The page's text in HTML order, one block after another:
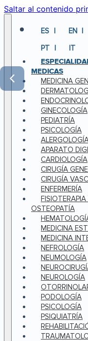
Saltar al contenido
ES EN
PT
IT
MEDICAS
MEDICINA
GINECOLOGÍA
PEDIATRÍA
PSICOLOGÍA
APARATO
CARDIOLOGÍA
CIRUGÍA
CIRUGÍA
ENFERMERÍA
FISIOTERAPIA
OSTEOPATÍA
MEDICINA
MEDICINA
NEFROLOGÍA
NEUMOLOGÍA
NEUROLOGÍA
PODOLOGÍA
PSICOLOGÍA
PSIQUIATRÍA